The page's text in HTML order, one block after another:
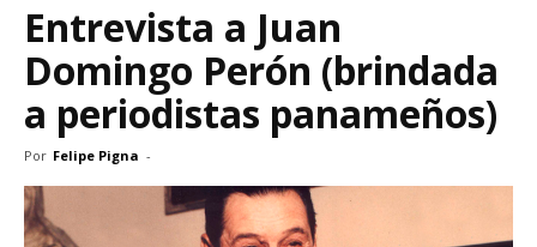
Entrevista a Juan
Domingo Perón (brindada
a periodistas panameños)
Por Felipe Pigna -